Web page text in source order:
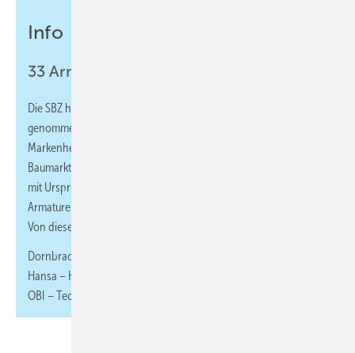
Info
33 Armaturen auf dem Prüfstand
Die SBZ hat 33 Einhebelmischer wissenschaftlich in Augenschein
genommen. Es handelte sich überwiegend um Produkte von
Markenherstellern der Sanitärbranche. Dazu kamen noch einige
Baumarkt-Hausmarken sowie zwei Armaturen aus Online-Shops
mit Ursprungsland (vermutlich) Fernost. Von den Online-
Armaturen hatte eine bereits kurz nach Testbeginn einen Defekt.
Von diesen Anbietern haben wir Testobjekte bezogen:
Dornbracht – Duravit – Franke – Globus – Grohe – Hansgrohe –
Hansa – Hornbach – Ideal Standard – Keuco – Kludi – KWC –
OBI – TecTake (Onlineshop) – Toto – V&B – Vigour